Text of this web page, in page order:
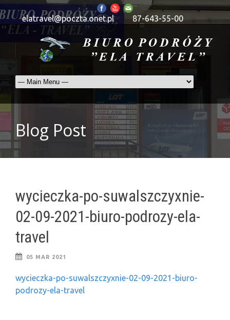
elatravel@poczta.onet.pl 87-643-55-00
Blog Post
wycieczka-po-suwalszczyxnie-
02-09-2021-biuro-podrozy-ela-
travel
05 MAR 2021
wycieczka-po-suwalszczyxnie-02-09-2021-biuro-
podrozy-ela-travel